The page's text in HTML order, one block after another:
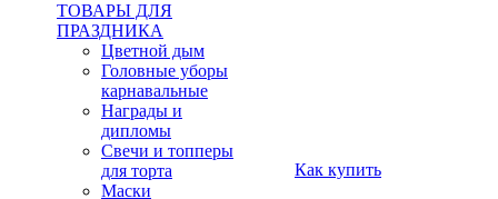
ТОВАРЫ ДЛЯ
ПРАЗДНИКА
Цветной дым
Головные уборы
карнавальные
Награды и
дипломы
Свечи и топперы
для торта
Маски
Как купить